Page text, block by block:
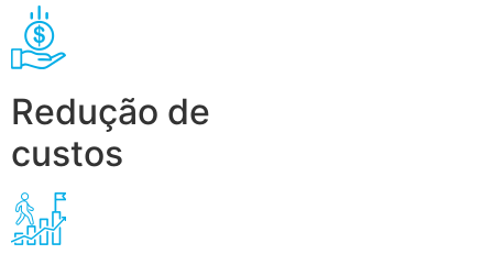
Redução de
custos